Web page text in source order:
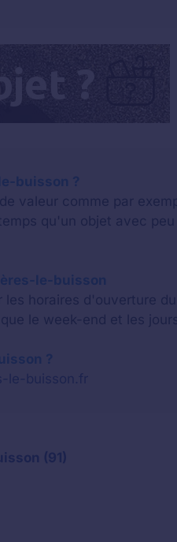
buisson ?
valeur comme par
qu'un objet avec
le-buisson
horaires d'ouverture
le week-end et les
?
le-buisson.fr
(91)